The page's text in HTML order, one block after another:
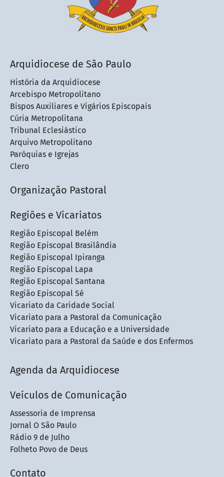
Arquidiocese de São Paulo
História da Arquidiocese
Arcebispo Metropolitano
Bispos Auxiliares e Vigários Episcopais
Cúria Metropolitana
Tribunal Eclesiástico
Arquivo Metropolitano
Paróquias e Igrejas
Clero
Organização Pastoral
Regiões e Vicariatos
Região Episcopal Belém
Região Episcopal Brasilândia
Região Episcopal Ipiranga
Região Episcopal Lapa
Região Episcopal Santana
Região Episcopal Sé
Vicariato da Caridade Social
Vicariato para a Pastoral da Comunicação
Vicariato para a Educação e a Universidade
Vicariato para a Pastoral da Saúde e dos Enfermos
Agenda da Arquidiocese
Veículos de Comunicação
Assessoria de Imprensa
Jornal O São Paulo
Rádio 9 de Julho
Folheto Povo de Deus
Contato